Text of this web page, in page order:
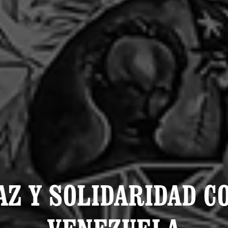
Y SOLIDARIDAD